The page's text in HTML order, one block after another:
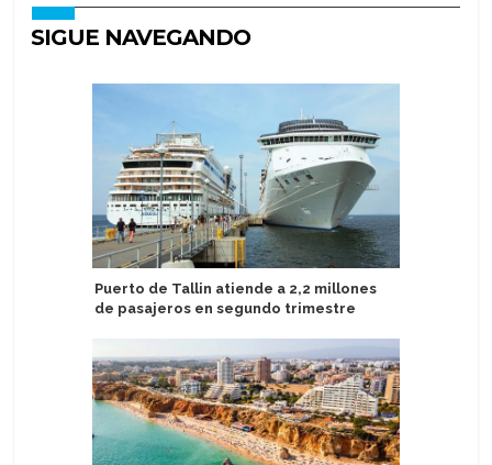
SIGUE NAVEGANDO
Puerto de Tallin atiende a 2,2 millones
de pasajeros en segundo trimestre